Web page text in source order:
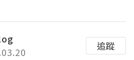
追蹤